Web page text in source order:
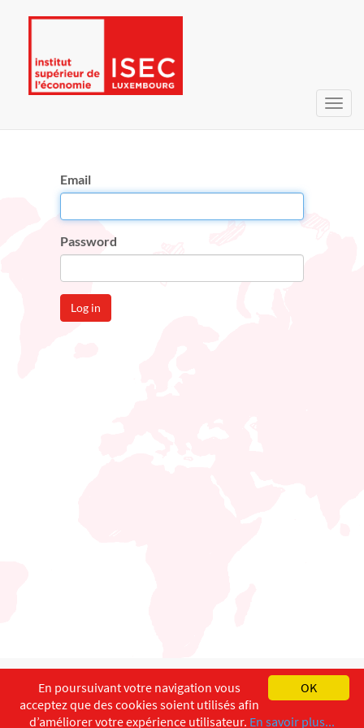
Email
Password
Log in
English Français
Copyright ©ISEC-AdW Impressum
OK
En poursuivant votre navigation vous
acceptez que des cookies soient utilisés afin
d’améliorer votre expérience utilisateur. En savoir plus...